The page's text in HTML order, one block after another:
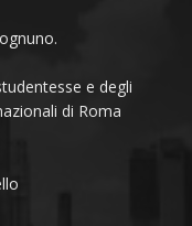
e degli
di Roma